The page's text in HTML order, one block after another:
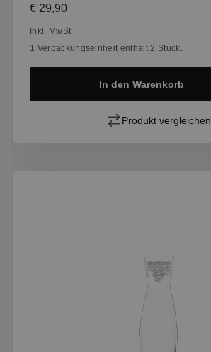
Regulärer Preis:
€ 29,90
Inkl. MwSt.
1 Verpackungseinheit enthält 2 Stück.
In den Warenkorb
Produkt vergleichen